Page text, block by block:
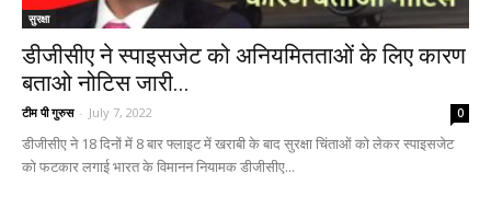
सुरक्षा
डीजीसीए ने स्पाइसजेट को अनियमितताओं के लिए कारण
बताओ नोटिस जारी...
टीम पी गुरुस - July 7, 2022 0
डीजीसीए ने 18 दिनों में 8 बार फ्लाइट में खराबी के बाद सुरक्षा चिंताओं को लेकर स्पाइसजेट
को फटकार लगाई भारत के विमानन नियामक डीजीसीए...